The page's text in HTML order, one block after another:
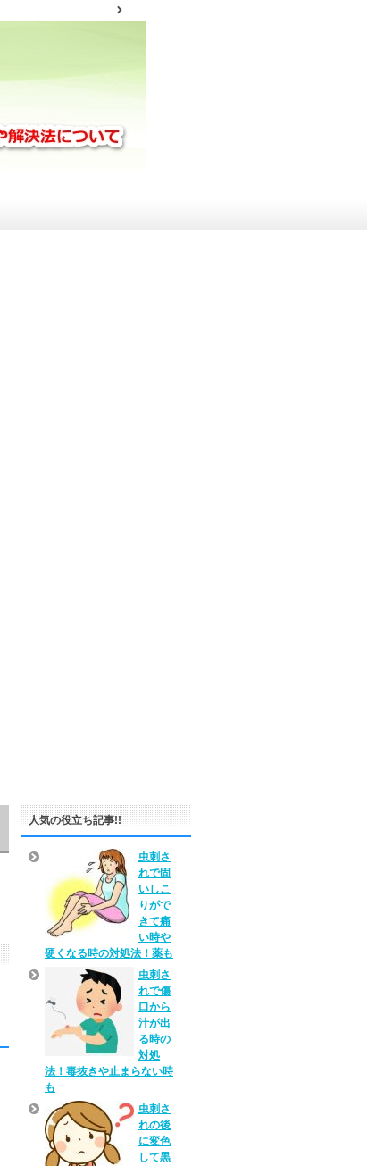
人気の役立ち記事!!
虫刺さ
れで固
いしこ
りがで
きて痛
い時や
硬くなる時の対処法！薬も
虫刺さ
れで傷
口から
汁が出
る時の
対処
法！毒抜きや止まらない時
も
虫刺さ
れの後
に変色
して黒